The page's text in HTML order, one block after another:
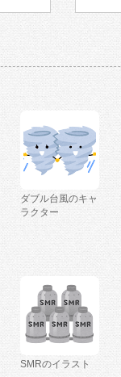
ダブル台風のキャ
ラクター
SMRのイラスト